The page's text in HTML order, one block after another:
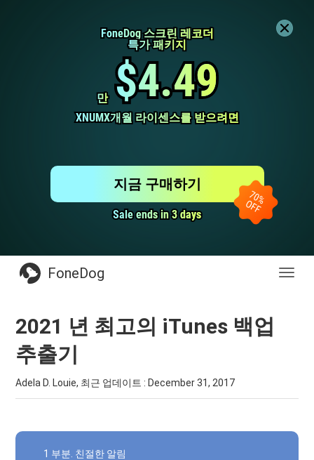
FoneDog 스크린 레코더
FoneDog 스크린 레코더
특가 패키지
특가 패키지
만
만 $4.49
$4.49
XNUMX개월 라이센스를 받으려면
XNUMX개월 라이센스를 받으려면
Sale ends in 3 days
Sale ends in 3 days
지금 구매하기
전
FoneDog
2021 년 최고의 iTunes 백업
추출기
Adela D. Louie, 최근 업데이트 : December 31, 2017
1 부분. 친절한 알림